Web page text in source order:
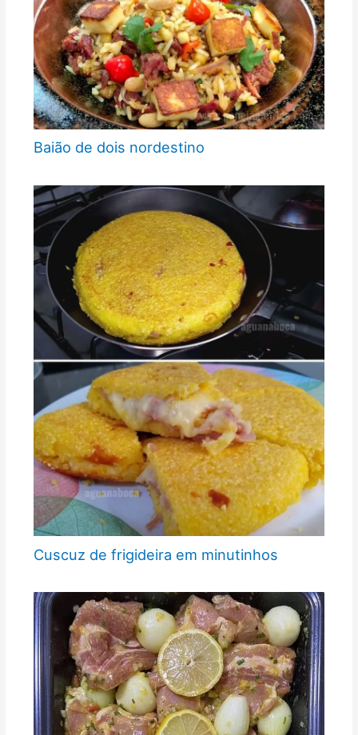
Baião de dois nordestino
Cuscuz de frigideira em minutinhos